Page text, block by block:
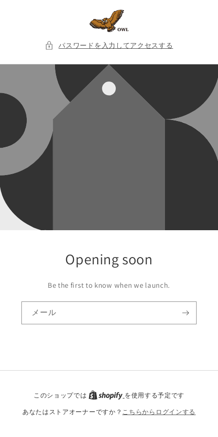
パスワードを入力してアクセスする
Opening soon
Be the first to know when we launch.
メール
このショップでは
を使用する予定です
あなたはストアオーナーですか？ こちらからログインする